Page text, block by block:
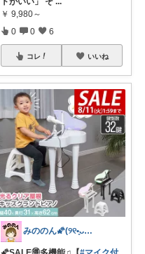
￥ 9,980～
0 0 6
コレ いいね
みののん🌠(୨୧•͈ᴗ•͈)感謝♡